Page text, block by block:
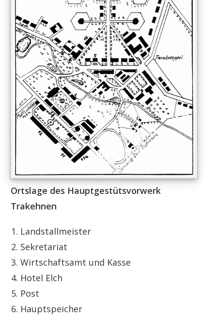
Ortslage des Hauptgestütsvorwerk
Trakehnen
Landstallmeister
Sekretariat
Wirtschaftsamt und Kasse
Hotel Elch
Post
Hauptspeicher